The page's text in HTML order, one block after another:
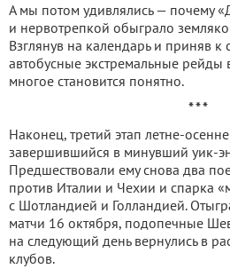
А мы потом удивлялись — почему
и нервотрепкой обыграло
Взглянув на календарь и приняв
автобусные экстремальные
многое становится понятно.
* * *
Наконец, третий этап летне-
завершившийся в минувший уик-
Предшествовали ему снова два
против Италии и Чехии и спарка
с Шотландией и Голландией.
матчи 16 октября, подопечные
на следующий день вернулись в
клубов.